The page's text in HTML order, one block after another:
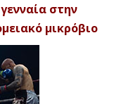
στην
μικρόβιο